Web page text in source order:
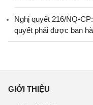
Nghị quyết 216/NQ-
quyết phải được ban
GIỚI THIỆU